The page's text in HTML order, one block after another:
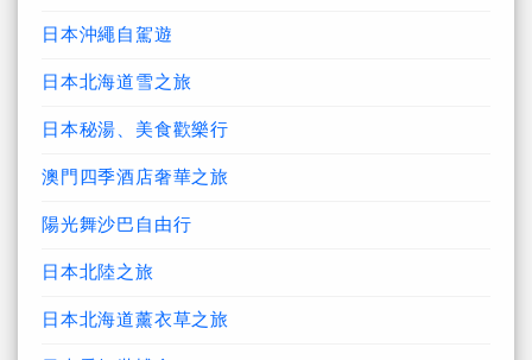
日本沖繩自駕遊
日本北海道雪之旅
日本秘湯、美食歡樂行
澳門四季酒店奢華之旅
陽光舞沙巴自由行
日本北陸之旅
日本北海道薰衣草之旅